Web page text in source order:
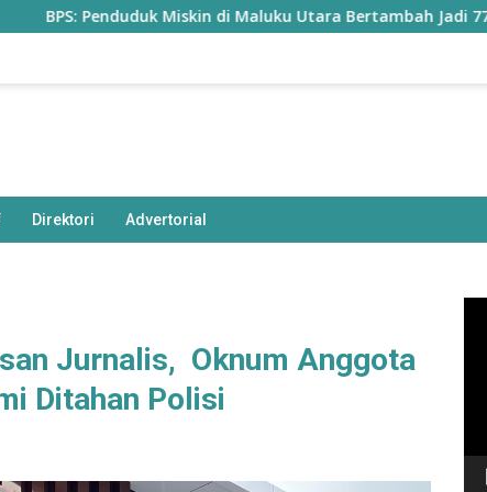
Miskin di Maluku Utara Bertambah Jadi 77,85 Ribu Jiwa
Direktori Advertorial
Jurnalis, Oknum Anggota
Ditahan Polisi